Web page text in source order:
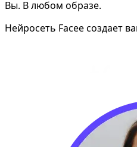
Вы. В любом образе.
Нейросеть Facee создает